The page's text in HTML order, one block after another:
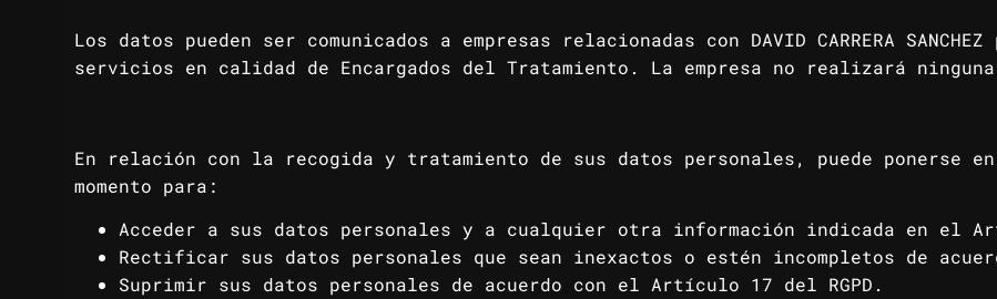
Los datos pueden ser comunicados a empresas relacionadas con DAVID CARRERA
servicios en calidad de Encargados del Tratamiento. La empresa no realizará
En relación con la recogida y tratamiento de sus datos personales, puede ponerse
momento para:
Acceder a sus datos personales y a cualquier otra información indicada en el
Rectificar sus datos personales que sean inexactos o estén incompletos de
Suprimir sus datos personales de acuerdo con el Artículo 17 del RGPD.